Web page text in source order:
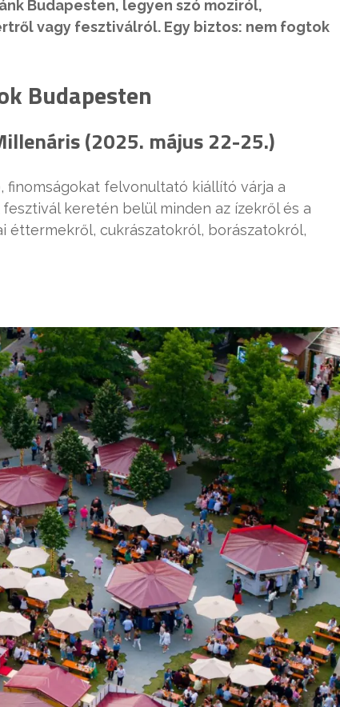
Budapesten, legyen szó moziról,
vagy fesztiválról. Egy biztos: nem fogtok
Budapesten
(2025. május 22-25.)
finomságokat felvonultató kiállító várja a
keretén belül minden az ízekről és a
éttermekről, cukrászatokról, borászatokról,